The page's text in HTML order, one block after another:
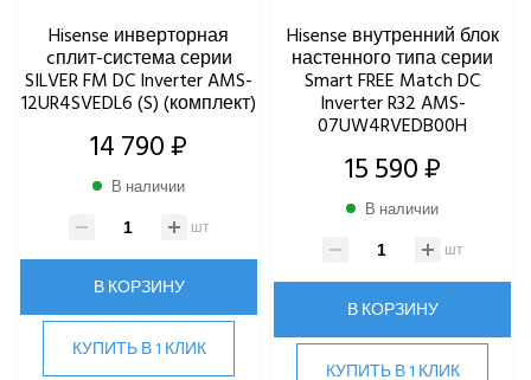
ROYAL CLIMA
Rover
Roland
Samsung
TOSHIBA
YOSHIKAWA
МОРОЗКО
Hisense инверторная
cплит-система серии
SILVER FM DC Inverter AMS-
12UR4SVEDL6 (S) (комплект)
14 790 ₽
В наличии
шт
В КОРЗИНУ
КУПИТЬ В 1 КЛИК
Hisense внутренний блок
настенного типа серии
Smart FREE Match DC
Inverter R32 AMS-
07UW4RVEDB00H
15 590 ₽
В наличии
шт
В КОРЗИНУ
КУПИТЬ В 1 КЛИК